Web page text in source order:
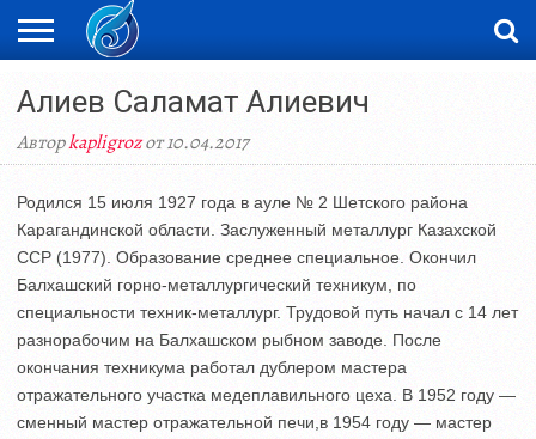
ЖАҢАЛЫҚТАР
НОВОСТИ
ВИДЕО
ФОТОРЕПОРТАЖИ
ОРКЕН
Алиев Саламат Алиевич
Авторkapligrozот 10.04.2017
Родился 15 июля 1927 года в ауле № 2 Шетского района
Карагандинской области. Заслуженный металлург Казахской
ССР (1977). Образование среднее специальное. Окончил
Балхашский горно-металлургический техникум, по
специальности техник-металлург. Трудовой путь начал с 14 лет
разнорабочим на Балхашском рыбном заводе. После
окончания техникума работал дублером мастера
отражательного участка медеплавильного цеха. В 1952 году —
сменный мастер отражательной печи,в 1954 году — мастер